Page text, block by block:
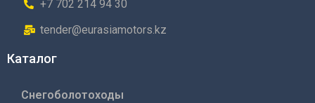
+7 702 214 94 30
tender@eurasiamotors.kz
Каталог
Снегоболотоходы